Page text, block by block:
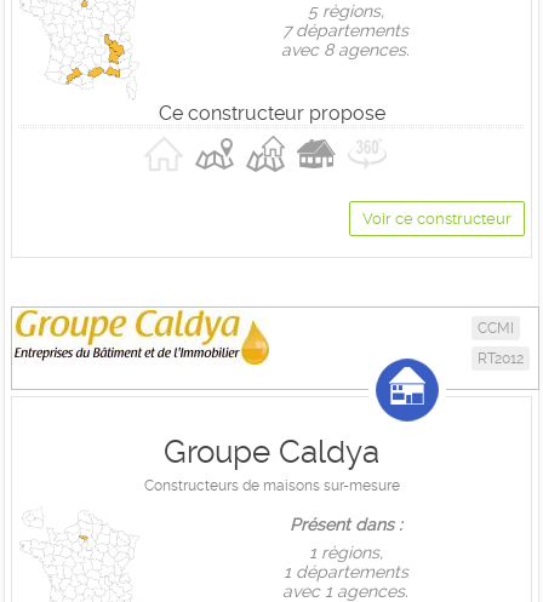
5 règions,
7 départements
avec 8 agences.
Ce constructeur propose
Voir ce constructeur
CCMI
RT2012
Groupe Caldya
Constructeurs de maisons sur-mesure
Présent dans :
1 règions,
1 départements
avec 1 agences.